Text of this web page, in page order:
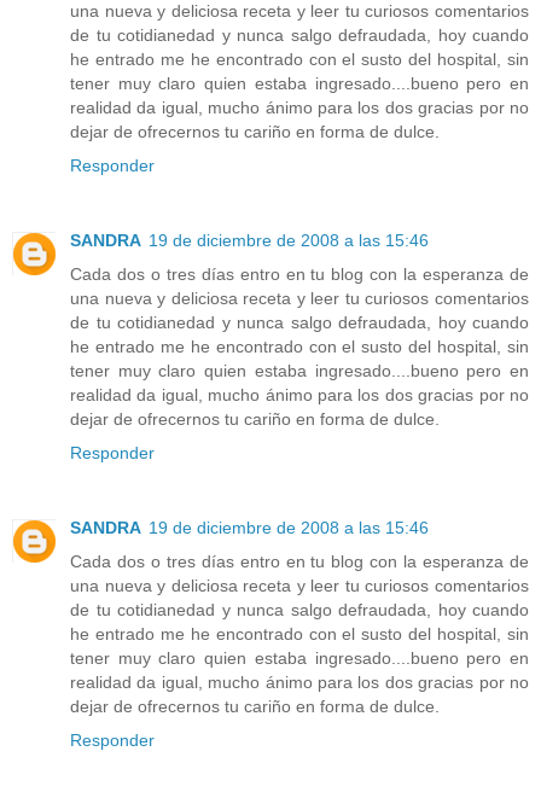
una nueva y deliciosa receta y leer tu curiosos comentarios
de tu cotidianedad y nunca salgo defraudada, hoy cuando
he entrado me he encontrado con el susto del hospital, sin
tener muy claro quien estaba ingresado....bueno pero en
realidad da igual, mucho ánimo para los dos gracias por no
dejar de ofrecernos tu cariño en forma de dulce.
Responder
SANDRA 19 de diciembre de 2008 a las 15:46
Cada dos o tres días entro en tu blog con la esperanza de
una nueva y deliciosa receta y leer tu curiosos comentarios
de tu cotidianedad y nunca salgo defraudada, hoy cuando
he entrado me he encontrado con el susto del hospital, sin
tener muy claro quien estaba ingresado....bueno pero en
realidad da igual, mucho ánimo para los dos gracias por no
dejar de ofrecernos tu cariño en forma de dulce.
Responder
SANDRA 19 de diciembre de 2008 a las 15:46
Cada dos o tres días entro en tu blog con la esperanza de
una nueva y deliciosa receta y leer tu curiosos comentarios
de tu cotidianedad y nunca salgo defraudada, hoy cuando
he entrado me he encontrado con el susto del hospital, sin
tener muy claro quien estaba ingresado....bueno pero en
realidad da igual, mucho ánimo para los dos gracias por no
dejar de ofrecernos tu cariño en forma de dulce.
Responder